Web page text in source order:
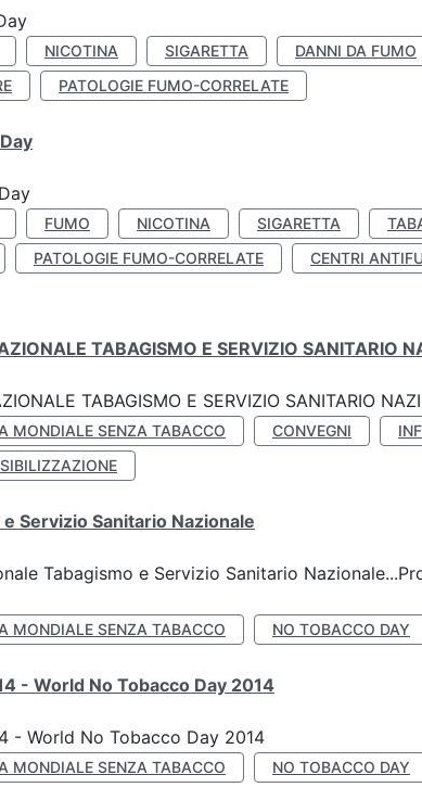
NICOTINA SIGARETTA DANNI DA FUMO
PATOLOGIE FUMO-CORRELATE
FUMO NICOTINA SIGARETTA
PATOLOGIE FUMO-CORRELATE
CENTRI
TABAGISMO E SERVIZIO SANITARIO
TABAGISMO E SERVIZIO SANITARIO
MONDIALE SENZA TABACCO CONVEGNI
Servizio Sanitario Nazionale
Tabagismo e Servizio Sanitario
MONDIALE SENZA TABACCO NO TOBACCO DAY
- World No Tobacco Day 2014
- World No Tobacco Day 2014
MONDIALE SENZA TABACCO NO TOBACCO DAY